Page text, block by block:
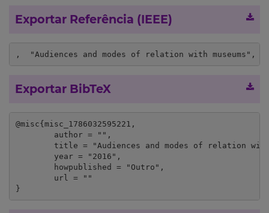
Exportar Referência (IEEE)
,  "Audiences and modes of relation with museums",
Exportar BibTeX
@misc{misc_1786032595221,
}